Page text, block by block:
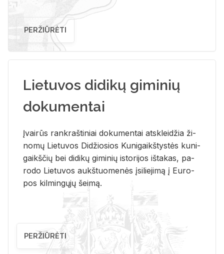
PERŽIŪRĖTI
Lietuvos didikų giminių
dokumentai
Įvai­rūs rank­raš­ti­niai do­ku­men­tai at­sklei­džia ži­
no­mų Lie­tu­vos Di­džio­sios Ku­ni­gaikš­tys­tės ku­ni­
gaikš­čių bei di­di­kų gi­mi­nių is­to­ri­jos iš­ta­kas, pa­
ro­do Lie­tu­vos aukš­tuo­me­nės įsi­lie­ji­mą į Eu­ro­
pos kil­min­gų­jų šei­mą.
PERŽIŪRĖTI